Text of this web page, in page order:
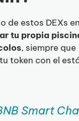
de estos DEXs
tu propia
, siempre que
token con el
Smart